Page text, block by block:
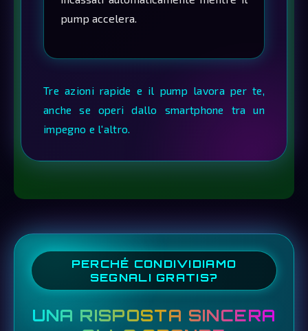
pump accelera.
Tre azioni rapide e il pump lavora per te,
anche se operi dallo smartphone tra un
impegno e l'altro.
PERCHÉ CONDIVIDIAMO
SEGNALI GRATIS?
UNA RISPOSTA SINCERA